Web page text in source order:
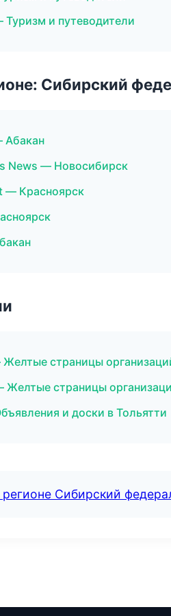
и путеводители
Сибирский
Абакан
News — Новосибирск
— Красноярск
страницы
страницы
и доски в Тольятти
Сибирский